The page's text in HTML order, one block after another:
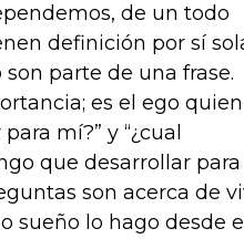
de un todo
definición por sí
parte de una frase.
es el ego quien
mí?” y “¿cual
que desarrollar para
son acerca de
sueño lo hago desde el